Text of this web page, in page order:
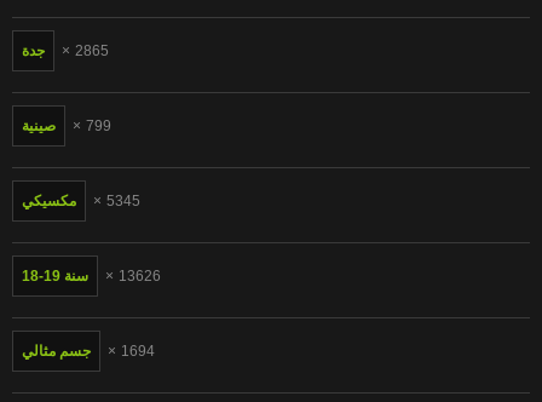
جدة 2865
صينية 799
مكسيكي 5345
18-19 سنة 13626
جسم مثالي 1694